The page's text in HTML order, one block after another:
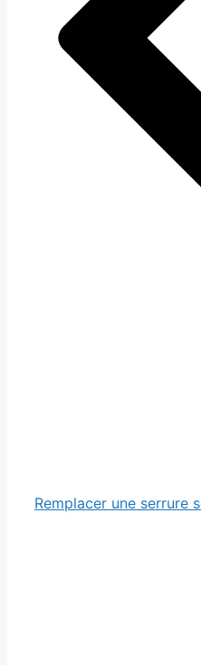
Remplacer une serrure